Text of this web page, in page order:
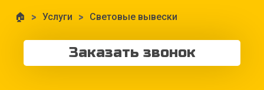
🏠 > Услуги > Световые вывески
Заказать звонок